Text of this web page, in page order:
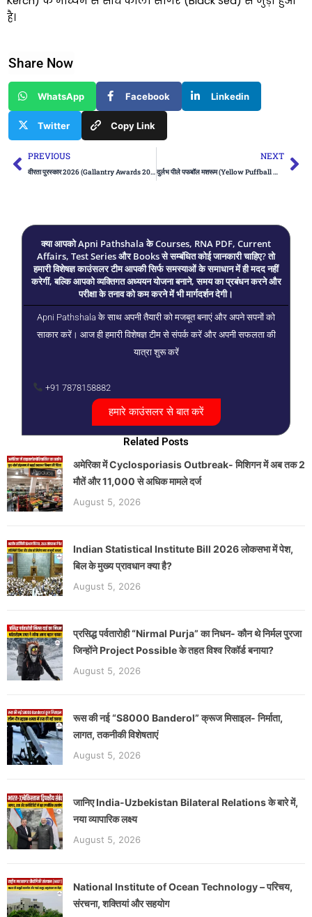
है।
Share Now
WhatsApp Facebook Linkedin
Twitter Copy Link
Prev
PREVIOUS
वीरता पुरस्कार 2026 (Gallantry Awards 2026)
NEXT
दुर्लभ पीले पफबॉल मशरूम (Yellow Puffball Mushroom)
क्या आपको Apni Pathshala के Courses, RNA PDF, Current
Affairs, Test Series और Books से सम्बंधित कोई जानकारी चाहिए? तो
हमारी विशेषज्ञ काउंसलर टीम आपकी सिर्फ समस्याओं के समाधान में ही मदद नहीं
करेगीं, बल्कि आपको व्यक्तिगत अध्ययन योजना बनाने, समय का प्रबंधन करने और
परीक्षा के तनाव को कम करने में भी मार्गदर्शन देगी।
Apni Pathshala के साथ अपनी तैयारी को मजबूत बनाएं और अपने सपनों को
साकार करें। आज ही हमारी विशेषज्ञ टीम से संपर्क करें और अपनी सफलता की
यात्रा शुरू करें
+91 7878158882
हमारे काउंसलर से बात करें
Related Posts
अमेरिका में Cyclosporiasis Outbreak- मिशिगन में अब तक 2
मौतें और 11,000 से अधिक मामले दर्ज
August 5, 2026
Indian Statistical Institute Bill 2026 लोकसभा में पेश,
बिल के मुख्य प्रावधान क्या है?
August 5, 2026
प्रसिद्ध पर्वतारोही “Nirmal Purja” का निधन- कौन थे निर्मल पुरजा
जिन्होंने Project Possible के तहत विश्व रिकॉर्ड बनाया?
August 5, 2026
रूस की नई “S8000 Banderol” क्रूज मिसाइल- निर्माता,
लागत, तकनीकी विशेषताएं
August 5, 2026
जानिए India-Uzbekistan Bilateral Relations के बारे में,
नया व्यापारिक लक्ष्य
August 5, 2026
National Institute of Ocean Technology – परिचय,
संरचना, शक्तियां और सहयोग